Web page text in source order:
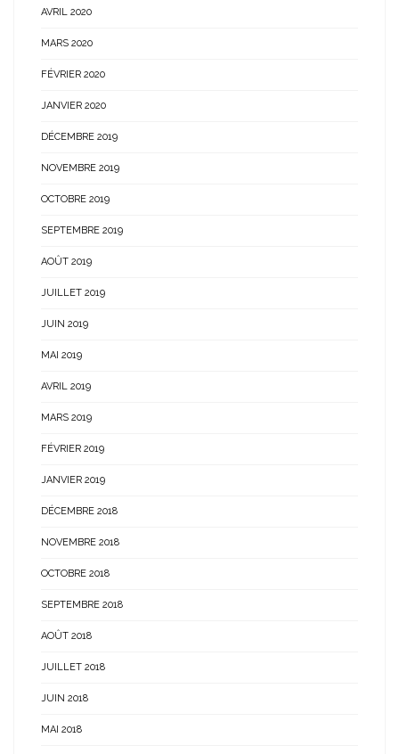
AVRIL 2020
MARS 2020
FÉVRIER 2020
JANVIER 2020
DÉCEMBRE 2019
NOVEMBRE 2019
OCTOBRE 2019
SEPTEMBRE 2019
AOÛT 2019
JUILLET 2019
JUIN 2019
MAI 2019
AVRIL 2019
MARS 2019
FÉVRIER 2019
JANVIER 2019
DÉCEMBRE 2018
NOVEMBRE 2018
OCTOBRE 2018
SEPTEMBRE 2018
AOÛT 2018
JUILLET 2018
JUIN 2018
MAI 2018